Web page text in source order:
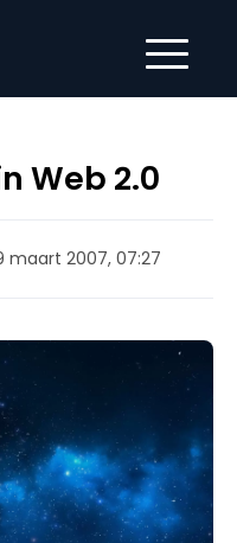
Web 2.0
maart 2007, 07:27